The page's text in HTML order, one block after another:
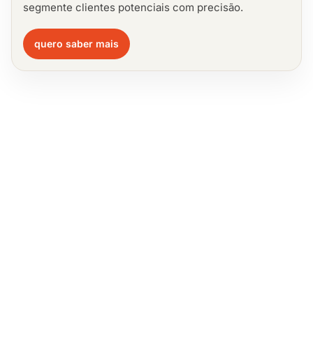
segmente clientes potenciais com precisão.
quero saber mais